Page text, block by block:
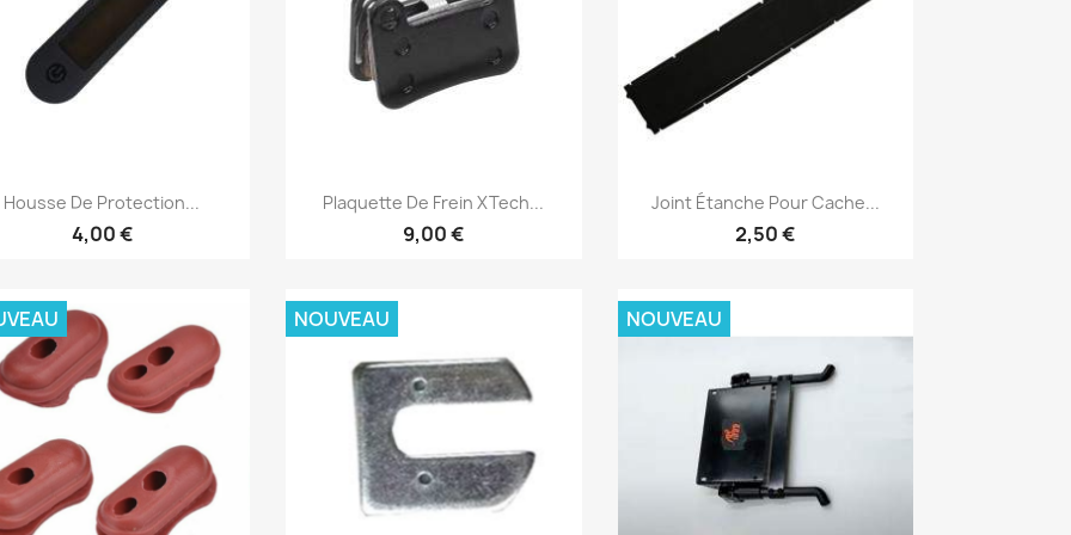
Aperçu rapide
Housse De Protection...
4,00 €
Aperçu rapide
Plaquette De Frein XTech...
9,00 €
Aperçu rapide
Joint Étanche Pour Cache...
2,50 €
NOUVEAU NOUVEAU